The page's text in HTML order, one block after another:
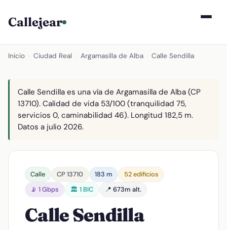
Callejear
Inicio Ciudad Real Argamasilla de Alba Calle Sendilla
Calle Sendilla es una vía de Argamasilla de Alba (CP
13710). Calidad de vida 53/100 (tranquilidad 75,
servicios 0, caminabilidad 46). Longitud 182,5 m.
Datos a julio 2026.
Calle CP 13710 183 m
52 edificios
📡 1 Gbps
🏛️ 1 BIC 📍 673m alt.
Calle Sendilla